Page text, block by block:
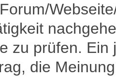
zu prüfen.
die